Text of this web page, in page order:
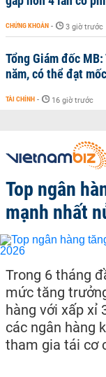
CHỨNG KHOÁN - 3 giờ trước
Tổng Giám đốc
năm, có thể đạt
TÀI CHÍNH - 16 giờ trước
Top ngân
mạnh nhất
Trong 6 tháng
mức tăng
hàng với xấp xỉ
các ngân hàng
tham gia tái cơ